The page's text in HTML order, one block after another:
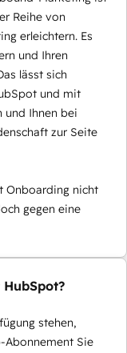
Reihe von
erleichtern. Es
und Ihren
lässt sich
und mit
und Ihnen bei
zur Seite
Onboarding nicht
gegen eine
stehen,
Abonnement Sie